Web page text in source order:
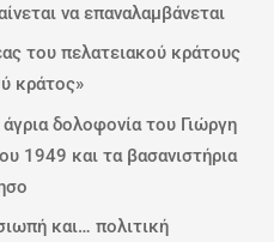
να επαναλαμβάνεται
του πελατειακού κράτους
κράτος»
δολοφονία του Γιώργη
1949 και τα βασανιστήρια
και… πολιτική